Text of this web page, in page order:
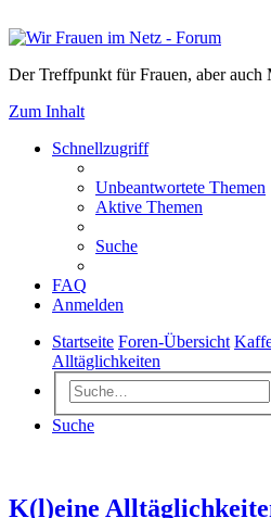
Der Treffpunkt für Frauen, aber
Zum Inhalt
Schnellzugriff
Unbeantwortete Themen
Aktive Themen
Suche
FAQ
Anmelden
Startseite Foren-Übersicht
Alltäglichkeiten
Suche
K(l)eine